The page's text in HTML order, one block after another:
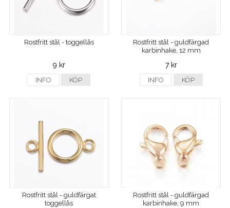
Rostfritt stål - toggellås
9 kr
INFO KÖP
Rostfritt stål - guldfärgad
karbinhake, 12 mm
7 kr
INFO KÖP
Rostfritt stål - guldfärgat
toggellås
Rostfritt stål - guldfärgad
karbinhake, 9 mm